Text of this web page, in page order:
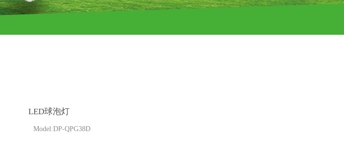
LED球泡灯
Model:DP-QPG38D